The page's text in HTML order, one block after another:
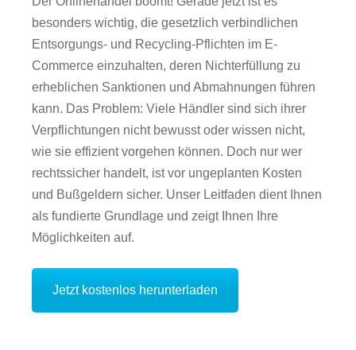
besonders wichtig, die gesetzlich verbindlichen
Entsorgungs- und Recycling-Pflichten im E-
Commerce einzuhalten, deren Nichterfüllung zu
erheblichen Sanktionen und Abmahnungen führen
kann. Das Problem: Viele Händler sind sich ihrer
Verpflichtungen nicht bewusst oder wissen nicht,
wie sie effizient vorgehen können. Doch nur wer
rechtssicher handelt, ist vor ungeplanten Kosten
und Bußgeldern sicher. Unser Leitfaden dient Ihnen
als fundierte Grundlage und zeigt Ihnen Ihre
Möglichkeiten auf.
Jetzt kostenlos herunterladen